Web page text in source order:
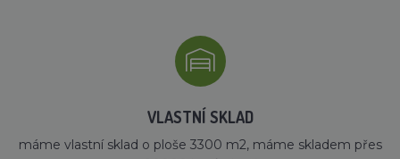
VLASTNÍ SKLAD
máme vlastní sklad o ploše 3300 m2, máme skladem přes